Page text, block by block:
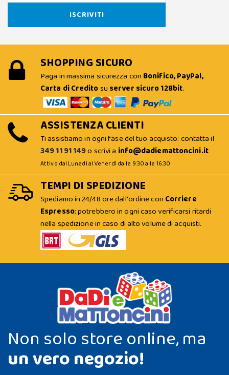
SHOPPING SICURO
Paga in massima sicurezza con Bonifico, PayPal,
Carta di Creditosu server sicuro 128bit.
ASSISTENZA CLIENTI
Ti assistiamo in ogni fase del tuo acquisto: contatta il
349 11 91 149o scrivi a info@dadiemattoncini.it
Attivo dal Lunedì al Venerdì dalle 9:30 alle 16:30
TEMPI DI SPEDIZIONE
Spediamo in 24/48 ore dall'ordine con Corriere
Espresso; potrebbero in ogni caso verificarsi ritardi
nella spedizione in caso di alto volume di acquisti.
Non solo store online, ma
un vero negozio!